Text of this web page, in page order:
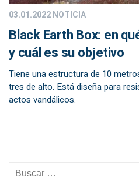
03.01.2022NOTICIA
Black Earth Box: en
y cuál es su objetivo
Tiene una estructura de 10
tres de alto. Está diseña para
actos vandálicos.